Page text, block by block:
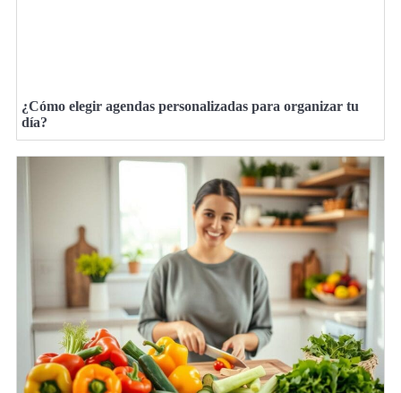
¿Cómo elegir agendas personalizadas para organizar tu
día?